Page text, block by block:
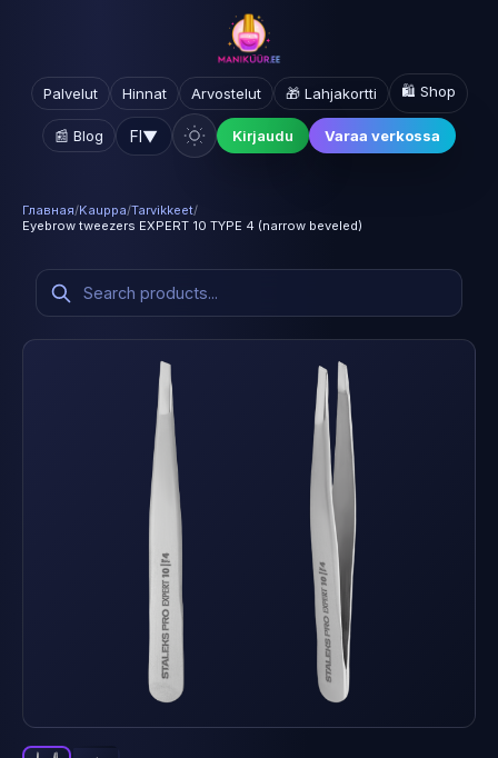
Palvelut Hinnat Arvostelut 🎁 Lahjakortti 🛍️ Shop
📰 Blog FI▼ Kirjaudu Varaa verkossa
Главная/Kauppa/Tarvikkeet/
Eyebrow tweezers EXPERT 10 TYPE 4 (narrow beveled)